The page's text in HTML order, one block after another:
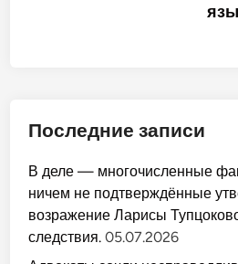
Последние записи
В деле — многочисленные
ничем не подтверждённые
возражение Ларисы
следствия. 05.07.2026